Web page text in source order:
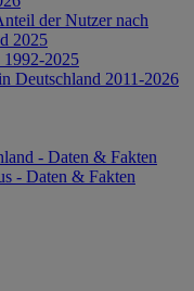
der Nutzer nach
2025
1992-2025
Deutschland 2011-2026
- Daten & Fakten
- Daten & Fakten